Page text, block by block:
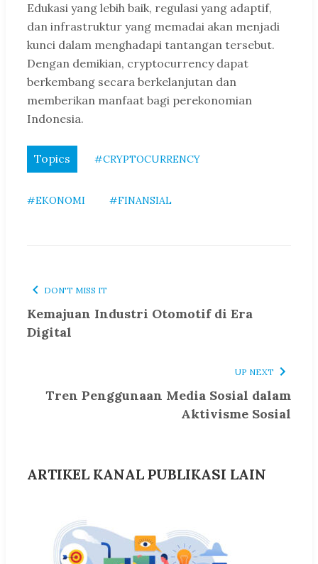
Edukasi yang lebih baik, regulasi yang adaptif,
dan infrastruktur yang memadai akan menjadi
kunci dalam menghadapi tantangan tersebut.
Dengan demikian, cryptocurrency dapat
berkembang secara berkelanjutan dan
memberikan manfaat bagi perekonomian
Indonesia.
Topics #CRYPTOCURRENCY
#EKONOMI #FINANSIAL
DON'T MISS IT
Kemajuan Industri Otomotif di Era
Digital
UP NEXT
Tren Penggunaan Media Sosial dalam
Aktivisme Sosial
ARTIKEL KANAL PUBLIKASI LAIN